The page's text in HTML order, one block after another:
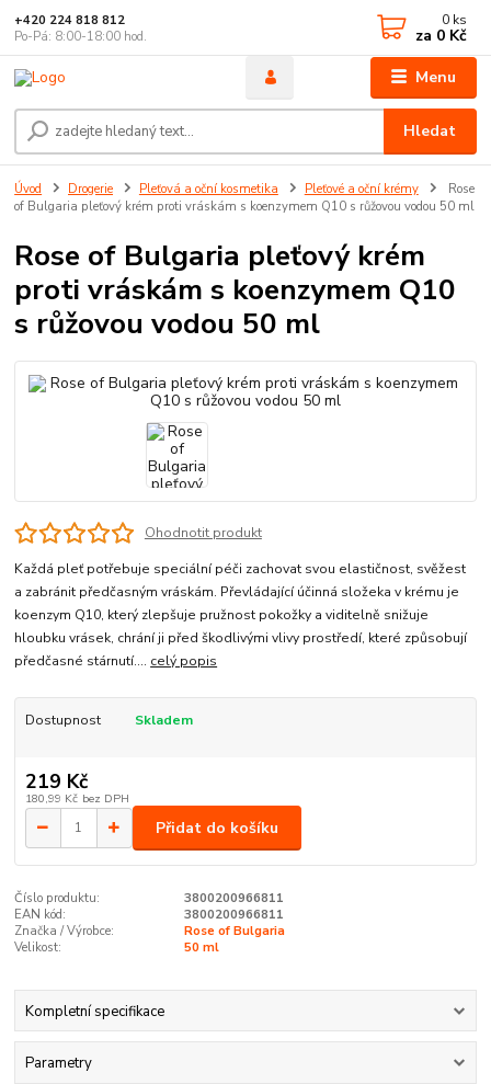
Menu
Hledat
+420 224 818 812
Po-Pá: 8:00-18:00 hod.
0 ks
za 0 Kč
Úvod Drogerie Pleťová a oční kosmetika Pleťové a oční krémy
Rose
of Bulgaria pleťový krém proti vráskám s koenzymem Q10 s růžovou vodou 50 ml
Rose of Bulgaria pleťový krém
proti vráskám s koenzymem Q10
s růžovou vodou 50 ml
Ohodnotit produkt
Každá pleť potřebuje speciální péči zachovat svou elastičnost, svěžest
a zabránit předčasným vráskám. Převládající účinná složeka v krému je
koenzym Q10, který zlepšuje pružnost pokožky a viditelně snižuje
hloubku vrásek, chrání ji před škodlivými vlivy prostředí, které způsobují
předčasné stárnutí.... celý popis
Dostupnost Skladem
219 Kč
180,99 Kč bez DPH
Přidat do košíku
Číslo produktu:
3800200966811
EAN kód:
3800200966811
Značka / Výrobce:
Rose of Bulgaria
Velikost:
50 ml
Kompletní specifikace
Parametry